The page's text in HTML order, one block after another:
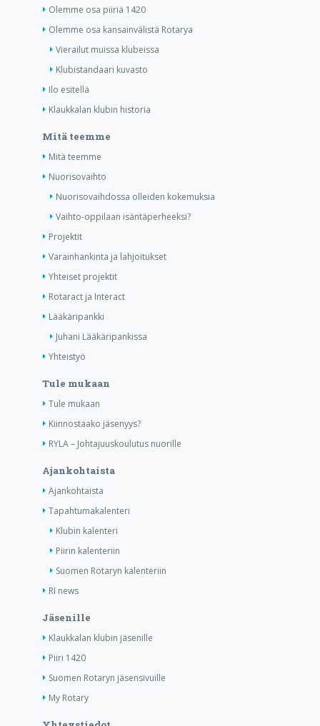
Olemme osa piiriä 1420
Olemme osa kansainvälistä Rotarya
Vierailut muissa klubeissa
Klubistandaari kuvasto
Ilo esitellä
Klaukkalan klubin historia
Mitä teemme
Mitä teemme
Nuorisovaihto
Nuorisovaihdossa olleiden kokemuksia
Vaihto-oppilaan isäntäperheeksi?
Projektit
Varainhankinta ja lahjoitukset
Yhteiset projektit
Rotaract ja Interact
Lääkäripankki
Juhani Lääkäripankissa
Yhteistyö
Tule mukaan
Tule mukaan
Kiinnostaako jäsenyys?
RYLA – Johtajuuskoulutus nuorille
Ajankohtaista
Ajankohtaista
Tapahtumakalenteri
Klubin kalenteri
Piirin kalenteriin
Suomen Rotaryn kalenteriin
RI news
Jäsenille
Klaukkalan klubin jäsenille
Piiri 1420
Suomen Rotaryn jäsensivuille
My Rotary